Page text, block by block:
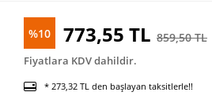
%10 773,55 TL 859,50 TL
Fiyatlara KDV dahildir.
* 273,32 TL den başlayan taksitlerle!!